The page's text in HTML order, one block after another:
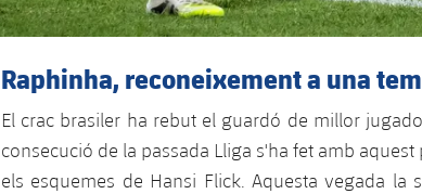
Raphinha, reconeixement a una
El crac brasiler ha rebut el guardó de millor
consecució de la passada Lliga s'ha fet amb
els esquemes de Hansi Flick. Aquesta vegada la